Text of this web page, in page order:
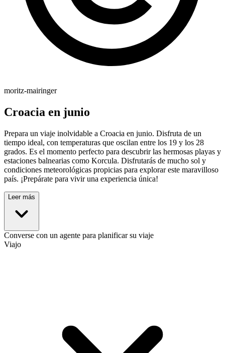
moritz-mairinger
Croacia en junio
Prepara un viaje inolvidable a Croacia en junio. Disfruta de un
tiempo ideal, con temperaturas que oscilan entre los 19 y los 28
grados. Es el momento perfecto para descubrir las hermosas playas y
estaciones balnearias como Korcula. Disfrutarás de mucho sol y
condiciones meteorológicas propicias para explorar este maravilloso
país. ¡Prepárate para vivir una experiencia única!
Leer más
Converse con un agente para planificar su viaje
Viajo